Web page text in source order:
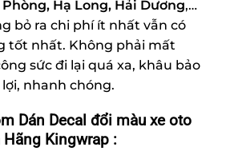
Phòng, Hạ Long, Hải Dương,…
bỏ ra chi phí ít nhất vẫn có
tốt nhất. Không phải mất
sức đi lại quá xa, khâu bảo
nhanh chóng.
Dán Decal đổi màu xe oto
Kingwrap :